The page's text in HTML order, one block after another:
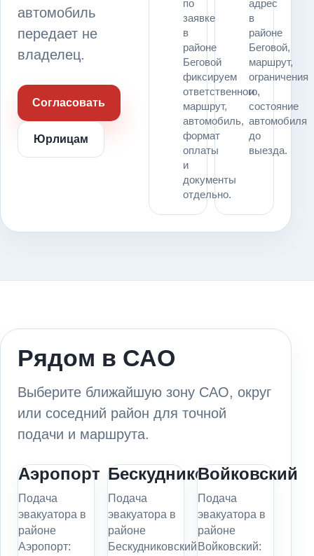
автомобиль
передает не
владелец.
Согласовать
Юрлицам
по
заявке
в
районе
Беговой
фиксируем
ответственного,
маршрут,
автомобиль,
формат
оплаты
и
документы
отдельно.
адрес
в
районе
Беговой,
маршрут,
ограничения
и
состояние
автомобиля
до
выезда.
Рядом в САО
Выберите ближайшую зону САО, округ
или соседний район для точной
подачи и маршрута.
Аэропорт
Подача
эвакуатора в
районе
Аэропорт:
Бескудниковский
Подача
эвакуатора в
районе
Бескудниковский:
Войковский
Подача
эвакуатора в
районе
Войковский: